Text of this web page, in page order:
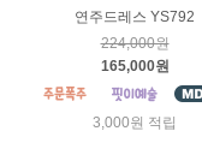
연주드레스 YS792
224,000원
165,000원
3,000원 적립